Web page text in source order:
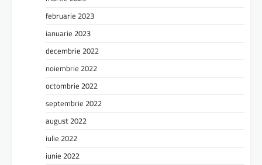
februarie 2023
ianuarie 2023
decembrie 2022
noiembrie 2022
octombrie 2022
septembrie 2022
august 2022
iulie 2022
iunie 2022